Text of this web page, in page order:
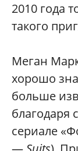
2010 года
такого
Меган
хорошо
больше
благодаря
сериале